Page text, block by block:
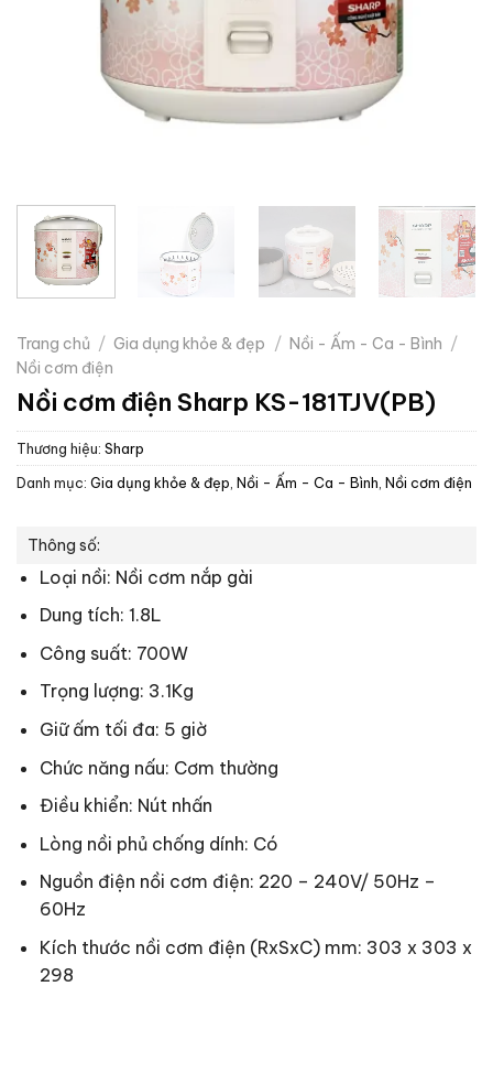
Trang chủ / Gia dụng khỏe & đẹp / Nồi - Ấm - Ca - Bình /
Nồi cơm điện
Nồi cơm điện Sharp KS-181TJV(PB)
Thương hiệu: Sharp
Danh mục: Gia dụng khỏe & đẹp Nồi - Ấm - Ca - Bình Nồi cơm điện
Thông số:
Loại nồi: Nồi cơm nắp gài
Dung tích: 1.8L
Công suất: 700W
Trọng lượng: 3.1Kg
Giữ ấm tối đa: 5 giờ
Chức năng nấu: Cơm thường
Điều khiển: Nút nhấn
Lòng nồi phủ chống dính: Có
Nguồn điện nồi cơm điện: 220 – 240V/ 50Hz –
60Hz
Kích thước nồi cơm điện (RxSxC) mm: 303 x 303 x
298